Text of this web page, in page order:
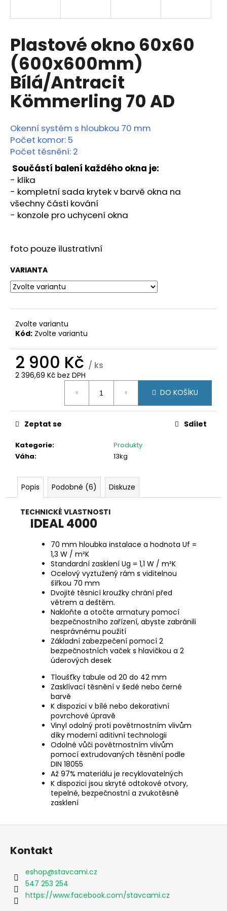
Plastové okno 60x60
(600x600mm)
Bílá/Antracit
Kömmerling 70 AD
Okenní systém s hloubkou 70 mm
Počet komor: 5
Počet těsnění: 2
Součástí balení každého okna je:
- klika
- kompletní sada krytek v barvě okna na
všechny části kování
- konzole pro uchycení okna
foto pouze ilustrativní
VARIANTA
Zvolte variantu
Kód: Zvolte variantu
2 900 Kč / ks
2 396,69 Kč bez DPH
DO KOŠÍKU
Kategorie:
Produkty
Váha: 13kg
Zeptat se Sdílet
Popis Podobné (6) Diskuze
TECHNICKÉ VLASTNOSTI
IDEAL 4000
70 mm hloubka instalace a hodnota Uf =
1,3 W / m²K
Standardní zasklení Ug = 1,1 W / m²K
Ocelový vyztužený rám s viditelnou
šířkou 70 mm
Dvojité těsnicí kroužky chrání před
větrem a deštěm.
Nakloňte a otočte armatury pomocí
bezpečnostního zařízení, abyste zabránili
nesprávnému použití
Základní zabezpečení pomocí 2
bezpečnostních vaček s hlavičkou a 2
úderových desek
Tloušťky tabule od 20 do 42 mm
Zasklívací těsnění v šedé nebo černé
barvě
K dispozici v bílé nebo dekorativní
povrchové úpravě
Vinyl odolný proti povětrnostním vlivům
díky moderní aditivní technologii
Odolné vůči povětrnostním vlivům
pomocí extrudovaných těsnění podle
DIN 18055
Až 97% materiálu je recyklovatelných
K dispozici jsou skryté odtokové otvory,
tepelné, bezpečnostní a zvukotěsné
zasklení
í
t
?
D
o
p
o
r
u
j
m
e
95X205
PRŮHLED
DUB
GEALAN
20
900
500
Kč
Kontakt
eshop@stavcami.cz
547 253 254
https://www.facebook.com/stavcami.cz